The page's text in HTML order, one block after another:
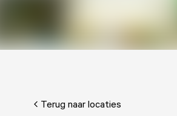
Terug naar locaties